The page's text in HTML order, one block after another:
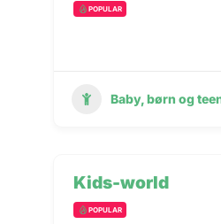
POPULAR
Baby, børn og
Kids-world
POPULAR